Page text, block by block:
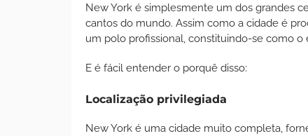
New York é simplesmente um dos grandes
cantos do mundo. Assim como a cidade é
um polo profissional, constituindo-se como
E é fácil entender o porquê disso:
Localização privilegiada
New York é uma cidade muito completa,